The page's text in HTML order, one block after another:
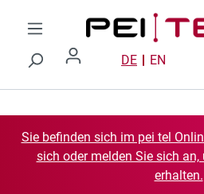
Zum Hauptinhalt springen
DE EN
Sie befinden sich im pei tel
sich oder melden Sie sich
erhalten.